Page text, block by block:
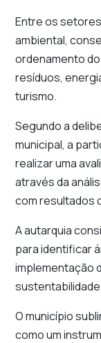
Entre os
ambiental,
ordenamento
resíduos,
turismo.
Segundo a
municipal, a
realizar uma
através da
com resultados
A autarquia
para identificar
implementação
O município
como um